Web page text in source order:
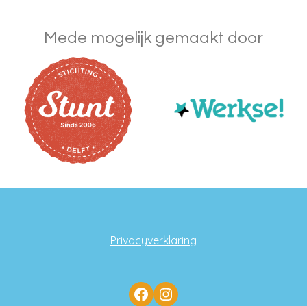
Mede mogelijk gemaakt door
Privacyverklaring
Facebook
Instagram